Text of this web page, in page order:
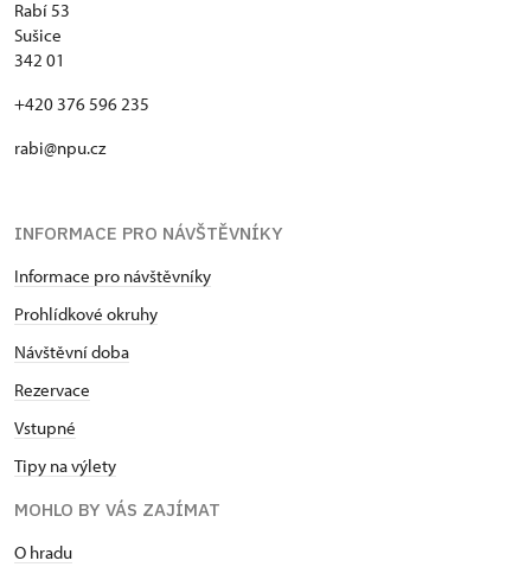
Rabí 53
Sušice
342 01
+420 376 596 235
rabi@npu.cz
INFORMACE PRO NÁVŠTĚVNÍKY
Informace pro návštěvníky
Prohlídkové okruhy
Návštěvní doba
Rezervace
Vstupné
Tipy na výlety
MOHLO BY VÁS ZAJÍMAT
O hradu